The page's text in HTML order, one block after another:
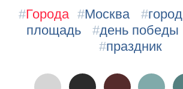
#Города #Москва #город
площадь
#день победы
#праздник